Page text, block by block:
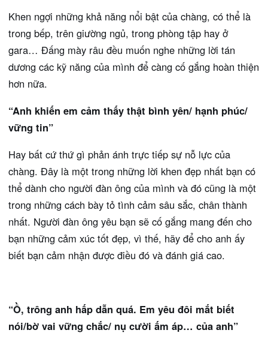
Khen ngợi những khả năng nổi bật của chàng, có thể là
trong bếp, trên giường ngủ, trong phòng tập hay ở
gara… Đấng mày râu đều muốn nghe những lời tán
dương các kỹ năng của mình để càng cố gắng hoàn thiện
hơn nữa.
“Anh khiến em cảm thấy thật bình yên/ hạnh phúc/
vững tin”
Hay bất cứ thứ gì phản ánh trực tiếp sự nỗ lực của
chàng. Đây là một trong những lời khen đẹp nhất bạn có
thể dành cho người đàn ông của mình và đó cũng là một
trong những cách bày tỏ tình cảm sâu sắc, chân thành
nhất. Người đàn ông yêu bạn sẽ cố gắng mang đến cho
bạn những cảm xúc tốt đẹp, vì thế, hãy để cho anh ấy
biết bạn cảm nhận được điều đó và đánh giá cao.
“Ồ, trông anh hấp dẫn quá. Em yêu đôi mắt biết
nói/bờ vai vững chắc/ nụ cười ấm áp… của anh”